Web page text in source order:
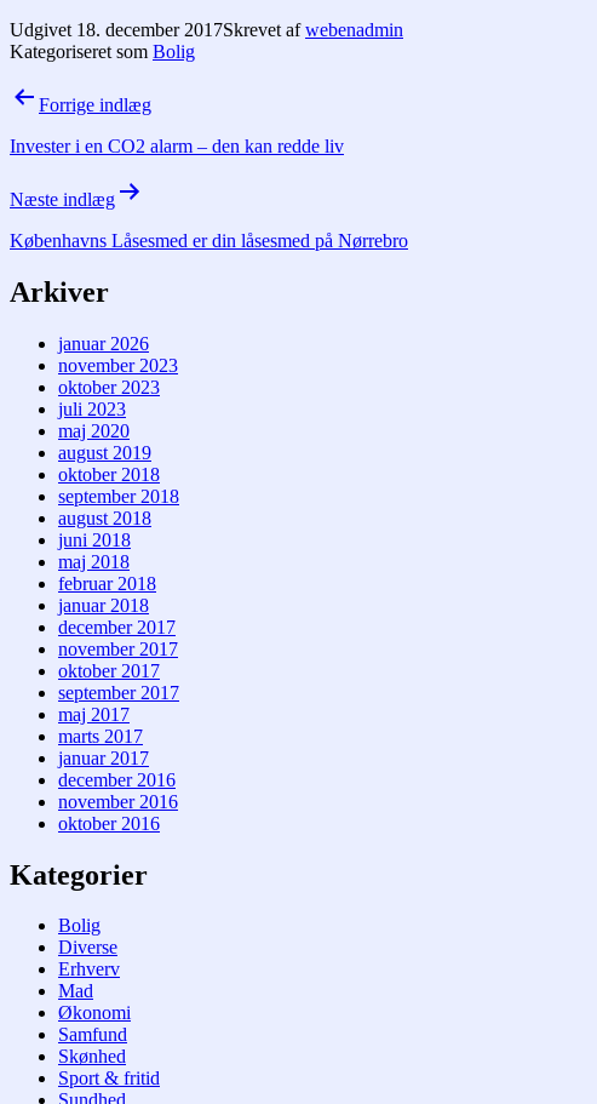
Udgivet 18. december 2017Skrevet afwebenadmin
Kategoriseret som Bolig
Indlægsnavigation
Forrige indlæg
Invester i en CO2 alarm – den kan redde liv
Næste indlæg
Københavns Låsesmed er din låsesmed på Nørrebro
Arkiver
januar 2026
november 2023
oktober 2023
juli 2023
maj 2020
august 2019
oktober 2018
september 2018
august 2018
juni 2018
maj 2018
februar 2018
januar 2018
december 2017
november 2017
oktober 2017
september 2017
maj 2017
marts 2017
januar 2017
december 2016
november 2016
oktober 2016
Kategorier
Bolig
Diverse
Erhverv
Mad
Økonomi
Samfund
Skønhed
Sport & fritid